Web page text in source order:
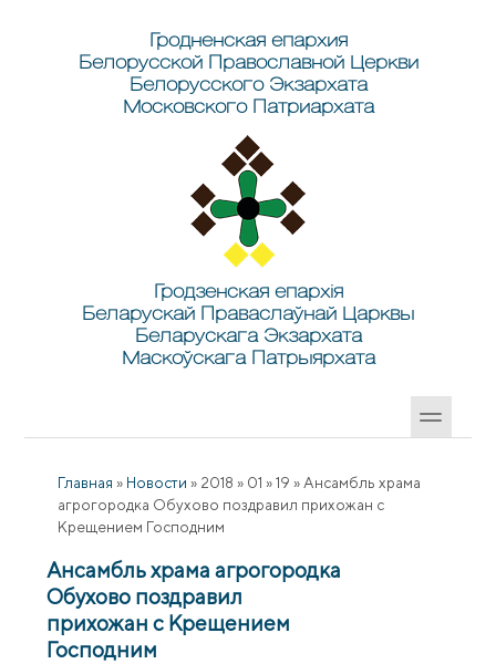
Гродненская епархия
Белорусской Православной Церкви
Белорусского Экзархата
Московского Патриархата
Гродзенская епархія
Беларускай Праваслаўнай Царквы
Беларускага Экзархата
Маскоўскага Патрыярхата
Главная » Новости » 2018 » 01 » 19 » Ансамбль храма
агрогородка Обухово поздравил прихожан с
Крещением Господним
Ансамбль храма агрогородка
Обухово поздравил
прихожан с Крещением
Господним